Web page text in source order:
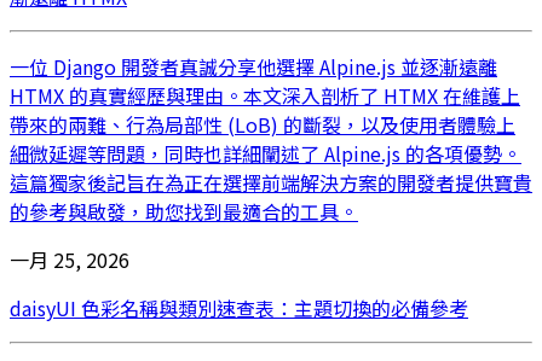
一位 Django 開發者真誠分享他選擇 Alpine.js 並逐漸遠離
HTMX 的真實經歷與理由。本文深入剖析了 HTMX 在維護上
帶來的兩難、行為局部性 (LoB) 的斷裂，以及使用者體驗上
細微延遲等問題，同時也詳細闡述了 Alpine.js 的各項優勢。
這篇獨家後記旨在為正在選擇前端解決方案的開發者提供寶貴
的參考與啟發，助您找到最適合的工具。
一月 25, 2026
daisyUI 色彩名稱與類別速查表：主題切換的必備參考